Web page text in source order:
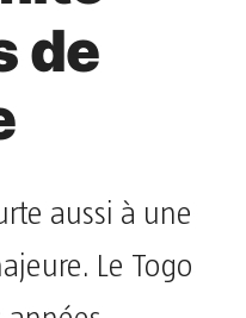
de
aussi à une
Le Togo